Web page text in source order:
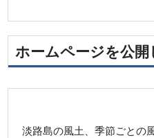
ホームページを公開
淡路島の風土、季節ごとの